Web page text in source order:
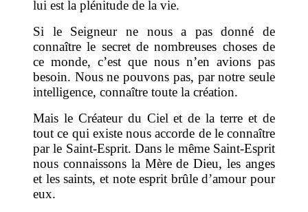
lui est la plénitude de la vie.
Si le Seigneur ne nous a pas donné de
connaître le secret de nombreuses choses de
ce monde, c’est que nous n’en avions pas
besoin. Nous ne pouvons pas, par notre seule
intelligence, connaître toute la création.
Mais le Créateur du Ciel et de la terre et de
tout ce qui existe nous accorde de le connaître
par le Saint-Esprit. Dans le même Saint-Esprit
nous connaissons la Mère de Dieu, les anges
et les saints, et note esprit brûle d’amour pour
eux.